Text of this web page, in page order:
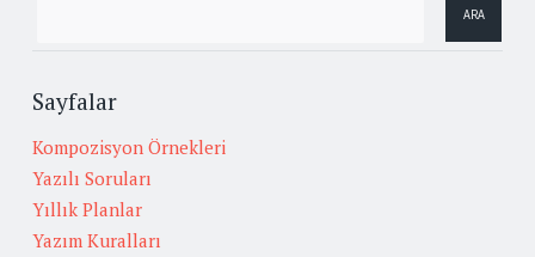
Sayfalar
Kompozisyon Örnekleri
Yazılı Soruları
Yıllık Planlar
Yazım Kuralları